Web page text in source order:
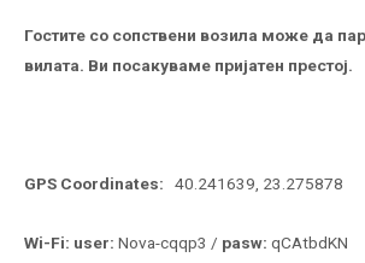
Гостите со сопствени возила може да
вилата. Ви посакуваме пријатен престој.
GPS Coordinates: 40.241639, 23.275878
Wi-Fi: user: Nova-cqqp3 / pasw: qCAtbdKN